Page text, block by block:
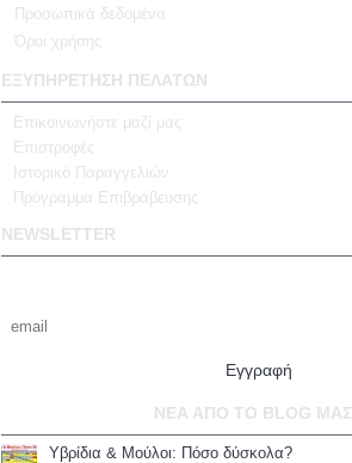
Προσωπικά δεδομένα
Όροι χρήσης
ΕΞΥΠΗΡΕΤΗΣΗ ΠΕΛΑΤΩΝ
Επικοινωνήστε μαζί μας
Επιστροφές
Ιστορικό Παραγγελιών
Πρόγραμμα Επιβράβευσης
NEWSLETTER
Εγγραφή
ΝΕΑ ΑΠΟ ΤΟ BLOG ΜΑΣ
Υβρίδια & Μούλοι: Πόσο δύσκολα?